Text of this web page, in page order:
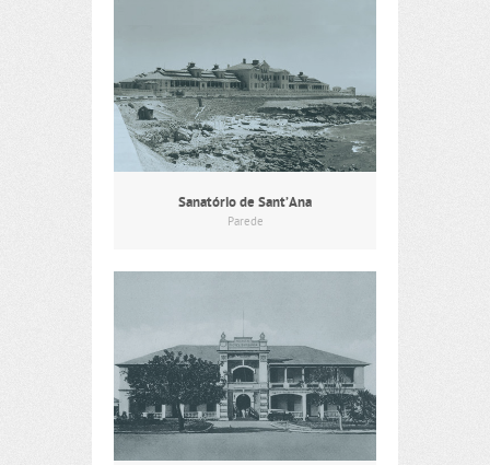
Sanatório de Sant’Ana
Parede